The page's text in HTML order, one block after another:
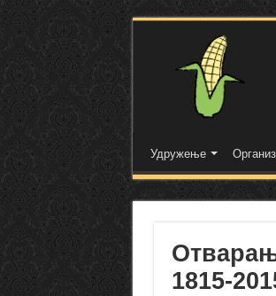
Удружење
1815-